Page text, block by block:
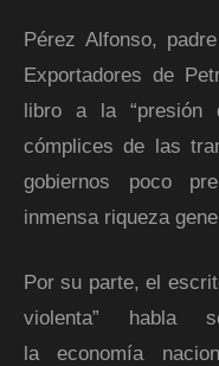
Pérez Alfonso,
Exportadores de
libro a la “presión
cómplices de las
gobiernos poco
inmensa riqueza
Por su parte, el
violenta” habla
la economía